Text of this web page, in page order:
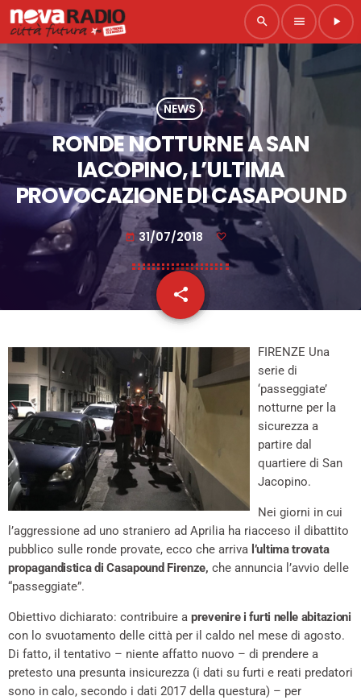
search menu play_arrow
NEWS
RONDE NOTTURNE A SAN
IACOPINO, L’ULTIMA
PROVOCAZIONE DI CASAPOUND
today 31/07/2018
share
email
FIRENZE Una
serie di
‘passeggiate’
notturne per la
sicurezza a
partire dal
quartiere di San
Jacopino.
Nei giorni in cui
l’aggressione ad uno straniero ad Aprilia ha riacceso il dibattito
pubblico sulle ronde provate, ecco che arriva l’ultima trovata
propagandistica di Casapound Firenze, che annuncia l’avvio delle
“passeggiate”.
Obiettivo dichiarato: contribuire a prevenire i furti nelle abitazioni
con lo svuotamento delle città per il caldo nel mese di agosto.
Di fatto, il tentativo – niente affatto nuovo – di prendere a
pretesto una presunta insicurezza (i dati su furti e reati predatori
sono in calo, secondo i dati 2017 della questura) – per